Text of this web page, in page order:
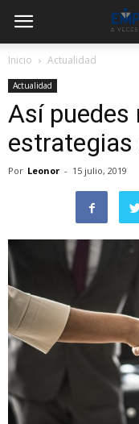
Inicio Actualidad
Actualidad
Así puedes
estrategias
Por Leonor - 15 julio, 2019